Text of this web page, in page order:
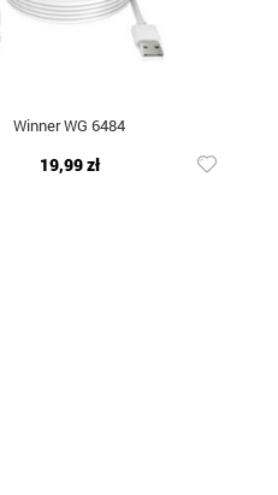
Winner WG 6484
19,99 zł